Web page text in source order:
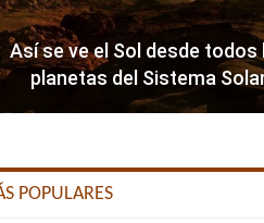
Así se ve el Sol desde todos
planetas del Sistema
POPULARES